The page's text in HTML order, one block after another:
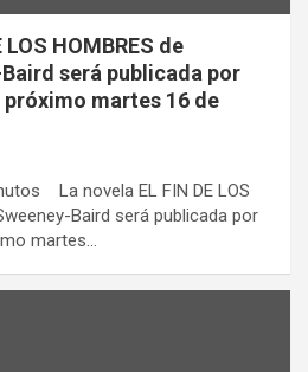
LOS HOMBRES de
será publicada por
martes 16 de
La novela EL FIN DE LOS
Baird será publicada por
martes…